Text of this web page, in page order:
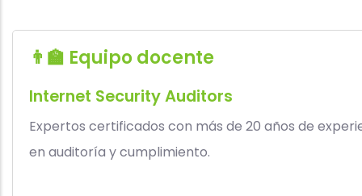
👨‍🏫 Equipo docente
Internet Security Auditors
Expertos certificados con más de 20 años de
en auditoría y cumplimiento.